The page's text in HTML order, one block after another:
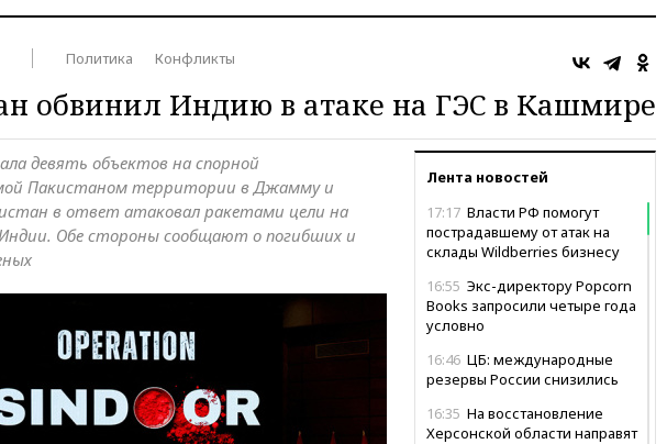
Политика Конфликты
обвинил Индию в атаке на ГЭС в Кашмире
Лента новостей
17:17 Власти РФ помогут
пострадавшему от атак на
склады Wildberries бизнесу
16:55 Экс-директору Popcorn
Books запросили четыре года
условно
16:46 ЦБ: международные
резервы России снизились
16:35 На восстановление
Херсонской области направят
девять объектов на спорной
Пакистаном территории в Джамму и
в ответ атаковал ракетами цели на
Обе стороны сообщают о погибших и